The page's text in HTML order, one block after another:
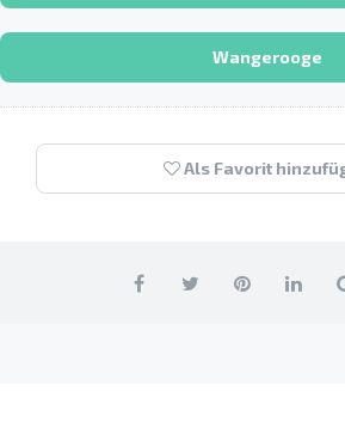
Wangerooge
Als Favorit